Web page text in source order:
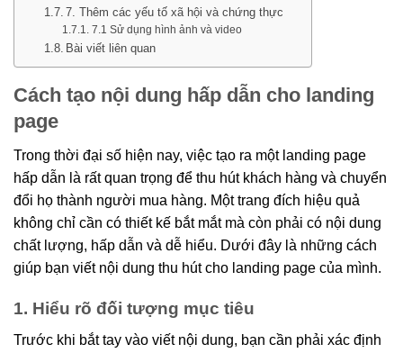
7. Thêm các yếu tố xã hội và chứng thực
7.1 Sử dụng hình ảnh và video
Bài viết liên quan
Cách tạo nội dung hấp dẫn cho landing
page
Trong thời đại số hiện nay, việc tạo ra một landing page
hấp dẫn là rất quan trọng để thu hút khách hàng và chuyển
đổi họ thành người mua hàng. Một trang đích hiệu quả
không chỉ cần có thiết kế bắt mắt mà còn phải có nội dung
chất lượng, hấp dẫn và dễ hiểu. Dưới đây là những cách
giúp bạn viết nội dung thu hút cho landing page của mình.
1. Hiểu rõ đối tượng mục tiêu
Trước khi bắt tay vào viết nội dung, bạn cần phải xác định